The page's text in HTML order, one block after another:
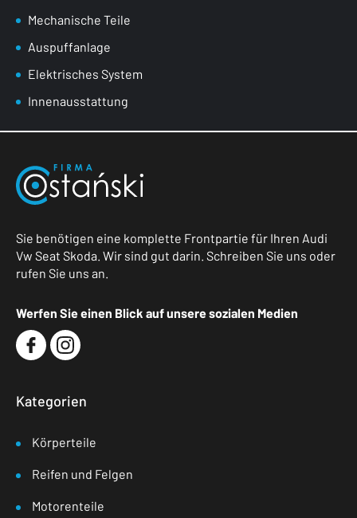
Mechanische Teile
Auspuffanlage
Elektrisches System
Innenausstattung
Sie benötigen eine komplette Frontpartie für Ihren Audi
Vw Seat Skoda. Wir sind gut darin. Schreiben Sie uns oder
rufen Sie uns an.
Werfen Sie einen Blick auf unsere sozialen Medien
Kategorien
Körperteile
Reifen und Felgen
Motorenteile